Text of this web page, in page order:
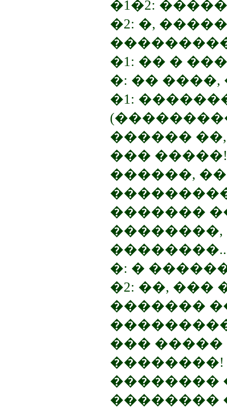
�1�2:
�2: �,
�1: �� �
�: �� ����,
�1:
������
���
������,
�������
�: �
�2: ��, ���
�������
��� �����
��������
��������